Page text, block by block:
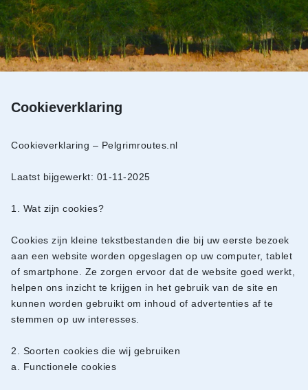
Cookieverklaring
Cookieverklaring – Pelgrimroutes.nl
Laatst bijgewerkt: 01-11-2025
1. Wat zijn cookies?
Cookies zijn kleine tekstbestanden die bij uw eerste bezoek
aan een website worden opgeslagen op uw computer, tablet
of smartphone. Ze zorgen ervoor dat de website goed werkt,
helpen ons inzicht te krijgen in het gebruik van de site en
kunnen worden gebruikt om inhoud of advertenties af te
stemmen op uw interesses.
2. Soorten cookies die wij gebruiken
a. Functionele cookies